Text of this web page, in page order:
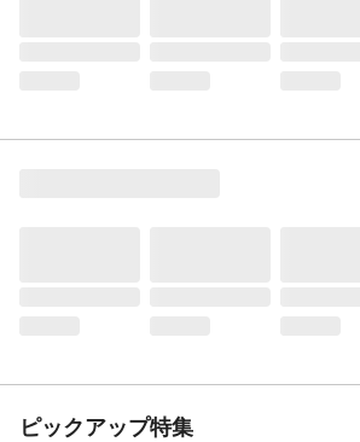
ピックアップ特集